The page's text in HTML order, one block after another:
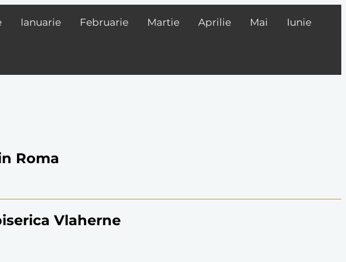
Ianuarie Februarie Martie Aprilie Mai Iunie
Roma
Vlaherne